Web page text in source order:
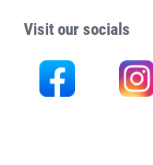
Visit our socials